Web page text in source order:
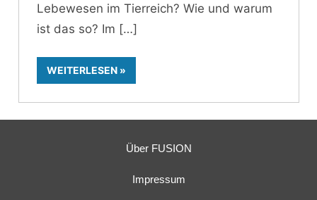
Lebewesen im Tierreich? Wie und warum
ist das so? Im
WEITERLESEN
Über FUSION
Impressum